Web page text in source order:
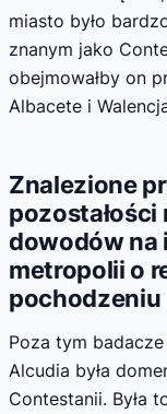
miasto było
znanym jako
obejmowałby on
Albacete i
Znalezione
dowodów na
metropolii o
pochodzeniu
Poza tym
Alcudia była
Contestanii. Była